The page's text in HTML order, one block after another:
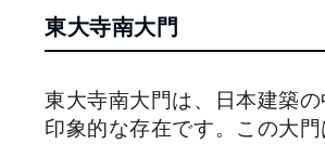
東大寺南大門
東大寺南大門は、日本建築
印象的な存在です。この大